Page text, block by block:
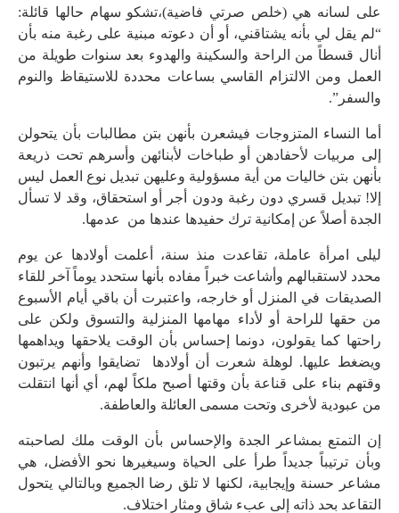
على لسانه هي (خلص صرتي فاضية)،تشكو سهام حالها قائلة:
“لم يقل لي بأنه يشتاقني، أو أن دعوته مبنية على رغبة منه بأن
أنال قسطاً من الراحة والسكينة والهدوء بعد سنوات طويلة من
العمل ومن الالتزام القاسي بساعات محددة للاستيقاظ والنوم
والسفر”.
أما النساء المتزوجات فيشعرن بأنهن بتن مطالبات بأن يتحولن
إلى مربيات لأحفادهن أو طباخات لأبنائهن وأسرهم تحت ذريعة
بأنهن بتن خاليات من أية مسؤولية وعليهن تبديل نوع العمل ليس
إلا! تبديل قسري دون رغبة ودون أجر أو استحقاق، وقد لا تسأل
الجدة أصلاً عن إمكانية ترك حفيدها عندها من عدمها.
ليلى امرأة عاملة، تقاعدت منذ سنة، أعلمت أولادها عن يوم
محدد لاستقبالهم وأشاعت خبراً مفاده بأنها ستحدد يوماً آخر للقاء
الصديقات في المنزل أو خارجه، واعتبرت أن باقي أيام الأسبوع
من حقها للراحة أو لأداء مهامها المنزلية والتسوق ولكن على
راحتها كما يقولون، دونما إحساس بأن الوقت يلاحقها ويداهمها
ويضغط عليها. لوهلة شعرت أن أولادها تضايقوا وأنهم يرتبون
وقتهم بناء على قناعة بأن وقتها أصبح ملكاً لهم، أي أنها انتقلت
من عبودية لأخرى وتحت مسمى العائلة والعاطفة.
إن التمتع بمشاعر الجدة والإحساس بأن الوقت ملك لصاحبته
وبأن ترتيباً جديداً طرأ على الحياة وسيغيرها نحو الأفضل، هي
مشاعر حسنة وإيجابية، لكنها لا تلق رضا الجميع وبالتالي يتحول
التقاعد بحد ذاته إلى عبء شاق ومثار اختلاف.